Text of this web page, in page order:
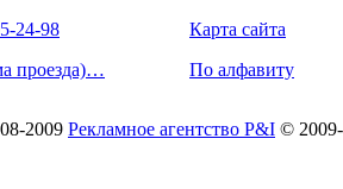
24-98
проезда)…
Карта сайта
По алфавиту
2009 Рекламное агентство P&I ©